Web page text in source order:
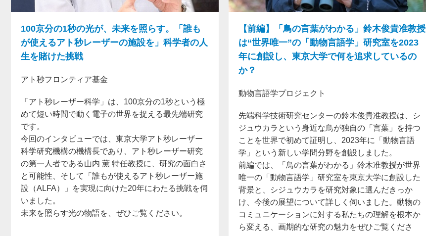
100京分の1秒の光が、未来を照らす。「誰も
が使えるアト秒レーザーの施設を」科学者の人
生を賭けた挑戦
アト秒フロンティア基金
「アト秒レーザー科学」は、100京分の1秒という極
めて短い時間で動く電子の世界を捉える最先端研究
です。
今回のインタビューでは、東京大学アト秒レーザー
科学研究機構の機構長であり、アト秒レーザー研究
の第一人者である山内 薫 特任教授に、研究の面白さ
と可能性、そして「誰もが使えるアト秒レーザー施
設（ALFA）」を実現に向けた20年にわたる挑戦を伺
いました。
未来を照らす光の物語を、ぜひご覧ください。
【前編】「鳥の言葉がわかる」鈴木俊貴准教授
は“世界唯一”の「動物言語学」研究室を2023
年に創設し、東京大学で何を追求しているの
か？
動物言語学プロジェクト
先端科学技術研究センターの鈴木俊貴准教授は、シ
ジュウカラという身近な鳥が独自の「言葉」を持つ
ことを世界で初めて証明し、2023年に「動物言語
学」という新しい学問分野を創設しました。
前編では、「鳥の言葉がわかる」鈴木准教授が世界
唯一の「動物言語学」研究室を東京大学に創設した
背景と、シジュウカラを研究対象に選んだきっか
け、今後の展望について詳しく伺いました。動物の
コミュニケーションに対する私たちの理解を根本か
ら変える、画期的な研究の魅力をぜひご覧くださ